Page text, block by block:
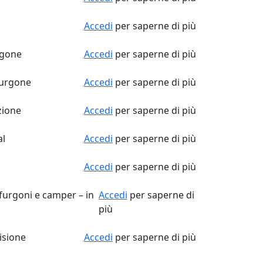
Accedi per saperne di più
Accedi per saperne di più
Accedi per saperne di più
Accedi per saperne di più
Accedi per saperne di più
Accedi per saperne di più
e camper – in Accedi per saperne di
più
Accedi per saperne di più